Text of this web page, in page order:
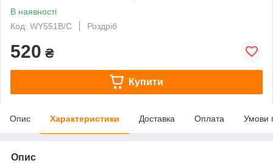
В наявності
Код: WY551B/C
Роздріб
520 ₴
Купити
Опис Характеристики Доставка Оплата Умови
Опис